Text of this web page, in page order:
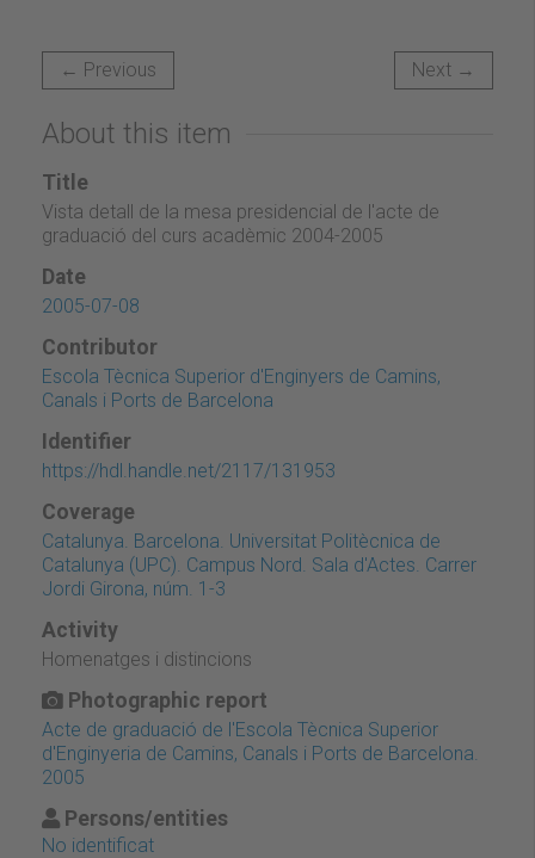
← Previous Next →
About this item
Title
Vista detall de la mesa presidencial de l'acte de
graduació del curs acadèmic 2004-2005
Date
2005-07-08
Contributor
Escola Tècnica Superior d'Enginyers de Camins,
Canals i Ports de Barcelona
Identifier
https://hdl.handle.net/2117/131953
Coverage
Catalunya. Barcelona. Universitat Politècnica de
Catalunya (UPC). Campus Nord. Sala d'Actes. Carrer
Jordi Girona, núm. 1-3
Activity
Homenatges i distincions
Photographic report
Acte de graduació de l'Escola Tècnica Superior
d'Enginyeria de Camins, Canals i Ports de Barcelona.
2005
Persons/entities
No identificat